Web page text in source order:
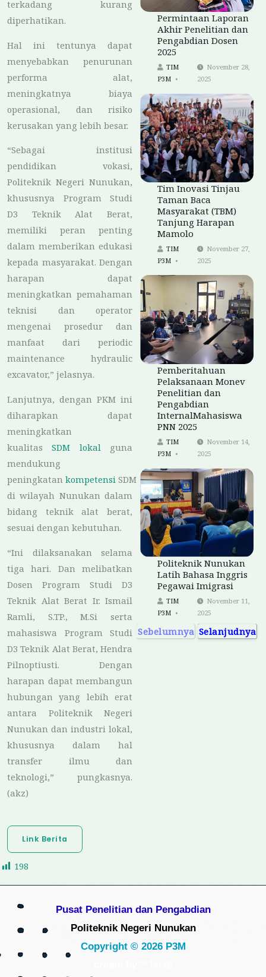
terkadang kurang
diperhatikan.
Hal ini tentunya dapat
menyebabkan penurunan
performa alat,
meningkatnya biaya
operasional, dan risiko
kerusakan yang lebih besar.
“Sebagai institusi
pendidikan vokasi,
Politeknik Negeri Nunukan,
khususnya Program Studi
D3 Teknik Alat Berat,
memiliki peran penting
dalam memberikan edukasi
kepada masyarakat. Dengan
harapan dapat
meningkatkan pemahaman
teknisi dan operator
mengenai prosedur dan
manfaat dari periodic
maintenance hydraulic
excavator,” jelasnya.
Lanjutnya, dengan PKM ini
diharapkan dapat
meningkatkan
kualitasSDM lokal guna
mendukung
peningkatan kompetensi SDM
di wilayah Nunukan dalam
bidang teknik alat berat,
sesuai dengan kebutuhan.
“Ini dilaksanakan selama
tiga hari. Dan melibatkan
Dosen Program Studi D3
Teknik Alat Berat Ir. Ismail
Ramli, S.TP., M.Si serta
mahasiswa Program Studi
D3 Teknik Alat Berat, Hendra
Pilnoptiusti. Dengan
harapan dapat membangun
hubungan yang lebih erat
antara Politeknik Negeri
Nunukan dan industri lokal,
khususnya dalam hal
transfer ilmu dan
teknologi,” pungkasnya.
(akz)
Link Berita
Permintaan Laporan
Akhir Penelitian dan
Pengabdian Dosen
2025
TIM
P3M
November 28,
2025
Tim Inovasi Tinjau
Taman Baca
Masyarakat (TBM)
Tanjung Harapan
Mamolo
TIM
P3M
November 27,
2025
Pemberitahuan
Pelaksanaan Monev
Penelitian dan
Pengabdian
InternalMahasiswa
PNN 2025
TIM
P3M
November 14,
2025
Politeknik Nunukan
Latih Bahasa Inggris
Pegawai Imigrasi
TIM
P3M
November 11,
2025
Sebelumnya Selanjudnya
198
Pusat Penelitian dan Pengabdian
Politeknik Negeri Nunukan
Copyright © 2026 P3M